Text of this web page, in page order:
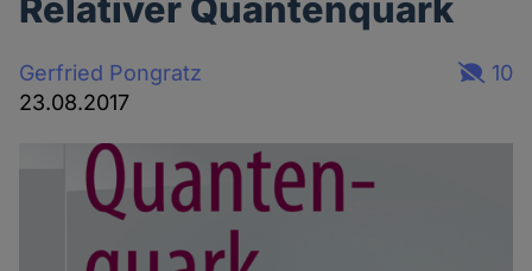
Relativer Quantenquark
Gerfried Pongratz
23.08.2017
10